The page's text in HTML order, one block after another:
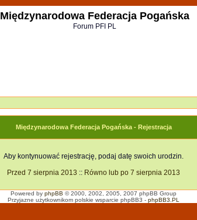
Międzynarodowa Federacja Pogańska
Forum PFI PL
Międzynarodowa Federacja Pogańska - Rejestracja
Aby kontynuować rejestrację, podaj datę swoich urodzin.
Przed 7 sierpnia 2013 :: Równo lub po 7 sierpnia 2013
Powered by phpBB © 2000, 2002, 2005, 2007 phpBB Group
Przyjazne użytkownikom polskie wsparcie phpBB3 - phpBB3.PL